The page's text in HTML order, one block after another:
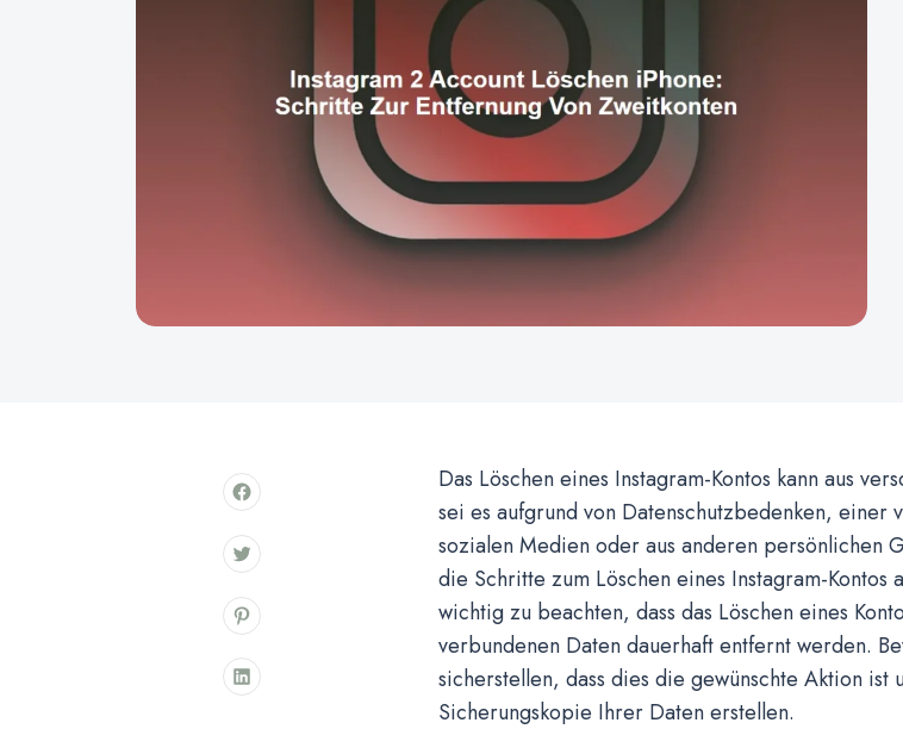
Das Löschen eines Instagram-Kontos kann aus
sei es aufgrund von Datenschutzbedenken, einer
sozialen Medien oder aus anderen persönlichen
die Schritte zum Löschen eines Instagram-Kontos
wichtig zu beachten, dass das Löschen eines
verbundenen Daten dauerhaft entfernt werden.
sicherstellen, dass dies die gewünschte Aktion ist
Sicherungskopie Ihrer Daten erstellen.